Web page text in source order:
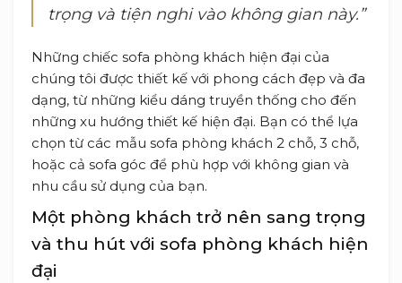
trọng và tiện nghi vào không gian này.”
Những chiếc sofa phòng khách hiện đại của
chúng tôi được thiết kế với phong cách đẹp và đa
dạng, từ những kiểu dáng truyền thống cho đến
những xu hướng thiết kế hiện đại. Bạn có thể lựa
chọn từ các mẫu sofa phòng khách 2 chỗ, 3 chỗ,
hoặc cả sofa góc để phù hợp với không gian và
nhu cầu sử dụng của bạn.
Một phòng khách trở nên sang trọng
và thu hút với sofa phòng khách hiện
đại